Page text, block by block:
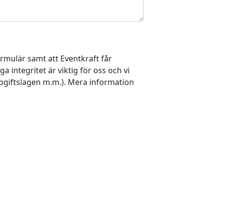
samt att Eventkraft får
integritet är viktig för oss och vi
m.m.). Mera information